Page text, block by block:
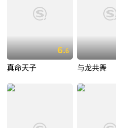
6.6
真命天子 与龙共舞